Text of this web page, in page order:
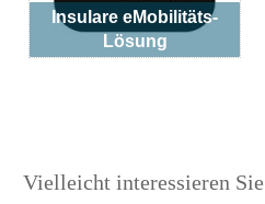
Insulare eMobilitäts-
Lösung
Vielleicht interessieren